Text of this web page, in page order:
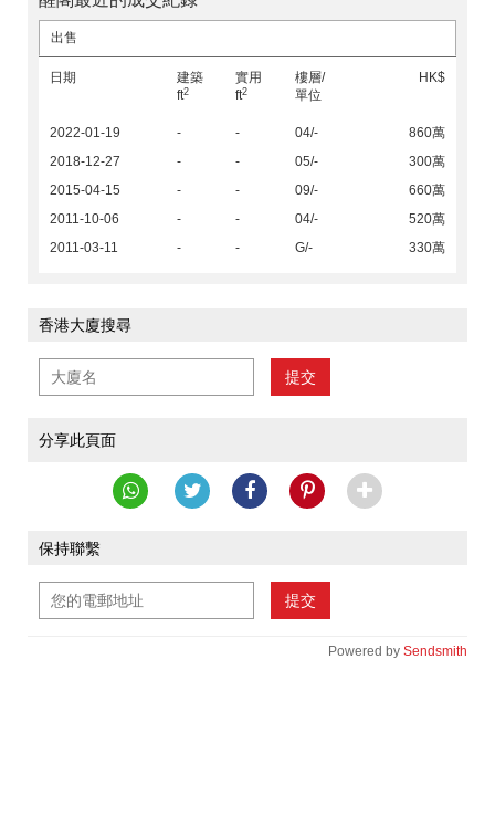
出售
日期
建築
ft2
實用
ft2
樓層/
單位
HK$
2022-01-19 - - 04/-
860萬
2018-12-27
- - 05/-
300萬
2015-04-15
- - 09/-
660萬
2011-10-06
- - 04/-
520萬
2011-03-11
- - G/- 330萬
香港大廈搜尋
提交
分享此頁面
保持聯繫
提交
Powered by Sendsmith